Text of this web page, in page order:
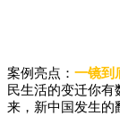
案例亮点： 一镜到
民生活的变迁你有
来，新中国发生的